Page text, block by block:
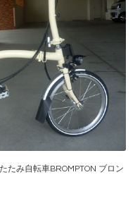
たみ自転車BROMPTON ブロン